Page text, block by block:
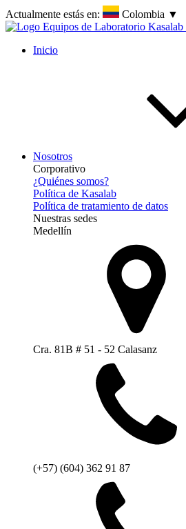
Actualmente estás en: Colombia ▼
Inicio
Nosotros
Corporativo
¿Quiénes somos?
Política de Kasalab
Política de tratamiento de datos
Nuestras sedes
Medellín
Cra. 81B # 51 - 52 Calasanz
(+57) (604) 362 91 87